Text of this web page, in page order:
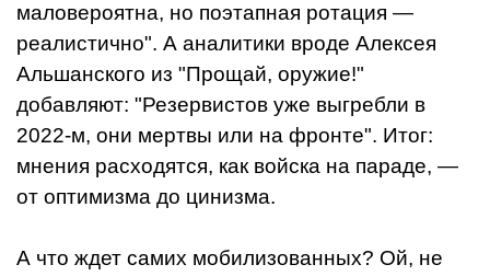
маловероятна, но поэтапная ротация —
реалистично". А аналитики вроде Алексея
Альшанского из "Прощай, оружие!"
добавляют: "Резервистов уже выгребли в
2022-м, они мертвы или на фронте". Итог:
мнения расходятся, как войска на параде, —
от оптимизма до цинизма.
А что ждет самих мобилизованных? Ой, не